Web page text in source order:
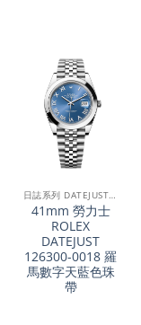
日誌系列 DATEJUST 41
41mm 勞力士
ROLEX
DATEJUST
126300-0018 羅
馬數字天藍色珠
帶